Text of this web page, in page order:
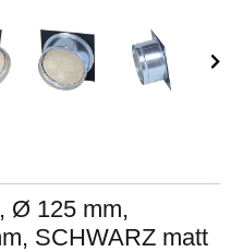
Ø 125 mm,
SCHWARZ matt